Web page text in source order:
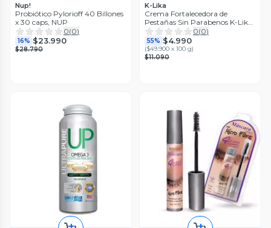
Nup!
Probiótico Pylorioff 40 Billones
x 30 caps, NUP
0(0)
16% $23.990
$28.790
K-Lika
Crema Fortalecedora de
Pestañas Sin Parabenos K-Lika
10 g
0(0)
55% $4.990
($49.900 x 100 g)
$11.090